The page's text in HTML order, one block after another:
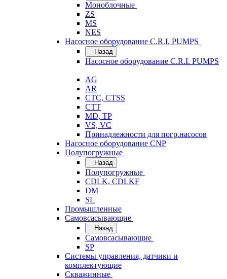
Моноблочные
ZS
MS
NES
Насосное оборудование C.R.I. PUMPS
Назад
Насосное оборудование C.R.I. PUMPS
AG
AR
CTC, CTSS
CTT
MD, TP
VS, VC
Принадлежности для погр.насосов
Насосное оборудование CNP
Полупогружные
Назад
Полупогружные
CDLK, CDLKF
DM
SL
Промышленные
Самовсасывающие
Назад
Самовсасывающие
SP
Системы управления, датчики и
комплектующие
Скважинные